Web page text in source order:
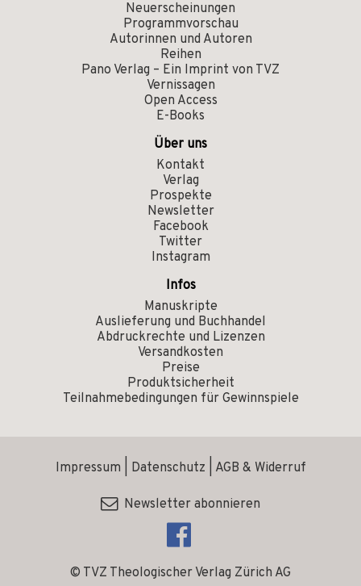
Neuerscheinungen
Programmvorschau
Autorinnen und Autoren
Reihen
Pano Verlag – Ein Imprint von TVZ
Vernissagen
Open Access
E-Books
Über uns
Kontakt
Verlag
Prospekte
Newsletter
Facebook
Twitter
Instagram
Infos
Manuskripte
Auslieferung und Buchhandel
Abdruckrechte und Lizenzen
Versandkosten
Preise
Produktsicherheit
Teilnahmebedingungen für Gewinnspiele
© TVZ Theologischer Verlag Zürich AG
Impressum Datenschutz AGB & Widerruf
Newsletter abonnieren